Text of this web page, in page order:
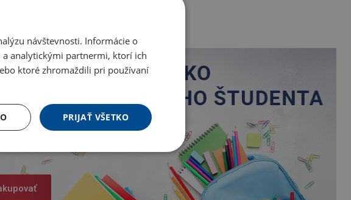
návštevnosti. Informácie o
analytickými partnermi, ktorí ich
ktoré zhromaždili pri používaní
PRIJAŤ VŠETKO